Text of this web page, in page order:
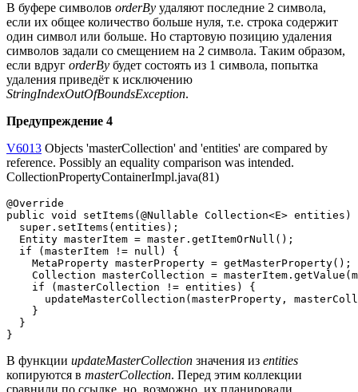
В буфере символов orderBy удаляют последние 2 символа,
если их общее количество больше нуля, т.е. строка содержит
один символ или больше. Но стартовую позицию удаления
символов задали со смещением на 2 символа. Таким образом,
если вдруг orderBy будет состоять из 1 символа, попытка
удаления приведёт к исключению
StringIndexOutOfBoundsException.
Предупреждение 4
V6013 Objects 'masterCollection' and 'entities' are compared by
reference. Possibly an equality comparison was intended.
CollectionPropertyContainerImpl.java(81)
@Override
public void setItems(@Nullable Collection<E> entities)
  super.setItems(entities);
  Entity masterItem = master.getItemOrNull();
  if (masterItem != null) {
    MetaProperty masterProperty = getMasterProperty();
Collection masterCollection =
    if (masterCollection != entities) {
updateMasterCollection(masterProperty,
    }
  }
}
В функции updateMasterCollection значения из entities
копируются в masterCollection. Перед этим коллекции